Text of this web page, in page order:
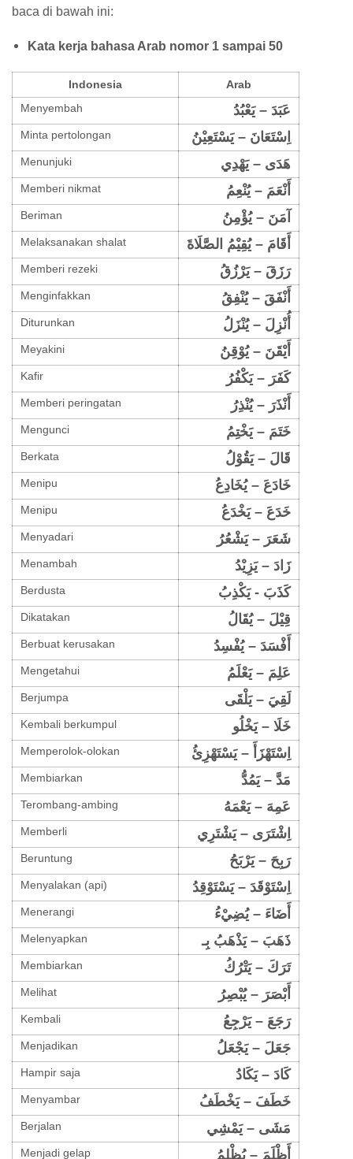
baca di bawah ini:
Kata kerja bahasa Arab nomor 1 sampai 50
Indonesia
Arab
Menyembah
عَبَدَ – يَعْبُدُ
Minta pertolongan اِسْتَعَانَ – يَسْتَعِيْنُ
Menunjuki هَدَى – يَهْدِي
Memberi nikmat أَنْعَمَ – يُنْعِمُ
Beriman آمَنَ – يُؤْمِنُ
Melaksanakan shalat أَقَامَ – يُقِيْمُ الصَّلَاةَ
Memberi rezeki رَزَقَ – يَرْزُقُ
Menginfakkan أَنْفَقَ – يُنْفِقُ
Diturunkan أُنْزِلَ – يُنْزَلُ
Meyakini أَيْقَنَ – يُوْقِنُ
Kafir كَفَرَ – يَكْفُرُ
Memberi peringatan أَنْذَرَ – يُنْذِرُ
Mengunci خَتَمَ – يَخْتِمُ
Berkata قَالَ – يَقُوْلُ
Menipu خَادَعَ – يُخَادِعُ
Menipu خَدَعَ – يَخْدَعُ
Menyadari شَعَرَ – يَشْعُرُ
Menambah زَادَ – يَزِيْدُ
Berdusta كَذَبَ - يَكْذِبُ
Dikatakan قِيْلَ – يُقَالُ
Berbuat kerusakan أَفْسَدَ – يُفْسِدُ
Mengetahui عَلِمَ – يَعْلَمُ
Berjumpa لَقِيَ – يَلْقَى
Kembali berkumpul خَلَا – يَخْلُو
Memperolok-olokan اِسْتَهْزَأَ – يَسْتَهْزِئُ
Membiarkan مَدَّ – يَمُدُّ
Terombang-ambing عَمِهَ – يَعْمَهُ
Memberli اِشْتَرَى – يَشْتَرِي
Beruntung رَبِحَ – يَرْبَحُ
Menyalakan (api) اِسْتَوْقَدَ – يَسْتَوْقِدُ
Menerangi أَضَاءَ – يُضِيْءُ
Melenyapkan ذَهَبَ – يَذْهَبُ بِـ
Membiarkan تَرَكَ – يَتْرُكُ
Melihat أَبْصَرَ – يُبْصِرُ
Kembali رَجَعَ – يَرْجِعُ
Menjadikan جَعَلَ – يَجْعَلُ
Hampir saja كَادَ – يَكَادُ
Menyambar خَطَفَ – يَخْطَفُ
Berjalan مَشَى – يَمْشِي
Menjadi gelap أَظْلَمَ – يُظْلِمُ